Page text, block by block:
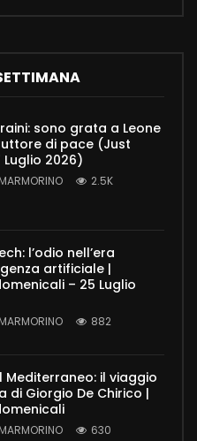
sono grata a Leone
di pace (Just
2026)
2.5K
l’odio nell’era
artificiale |
– 25 Luglio
882
Mediterraneo: il viaggio
di Giorgio De Chirico |
630